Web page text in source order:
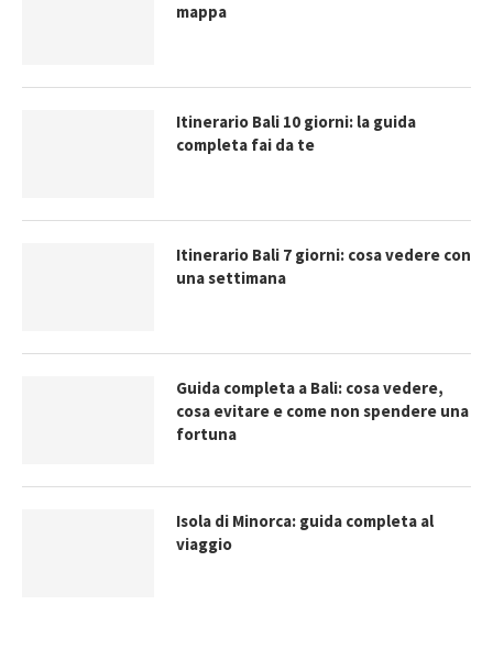
mappa
Itinerario Bali 10 giorni: la guida
completa fai da te
Itinerario Bali 7 giorni: cosa vedere con
una settimana
Guida completa a Bali: cosa vedere,
cosa evitare e come non spendere una
fortuna
Isola di Minorca: guida completa al
viaggio